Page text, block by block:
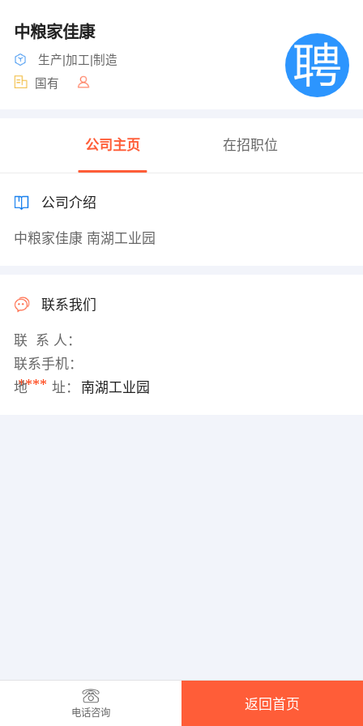
中粮家佳康
生产|加工|制造
国有
公司主页 在招职位
公司介绍
中粮家佳康 南湖工业园
联系我们
联 系 人：
联系手机：
****
地 址： 南湖工业园
电话咨询
返回首页